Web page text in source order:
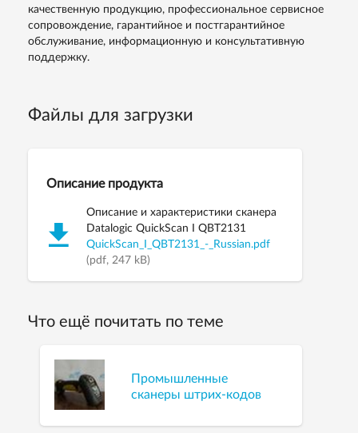
качественную продукцию, профессиональное сервисное
сопровождение, гарантийное и постгарантийное
обслуживание, информационную и консультативную
поддержку.
Файлы для загрузки
Описание продукта
Описание и характеристики сканера
Datalogic QuickScan I QBT2131
QuickScan_I_QBT2131_-_Russian.pdf
(pdf, 247 kB)
Что ещё почитать по теме
Промышленные
сканеры штрих-кодов